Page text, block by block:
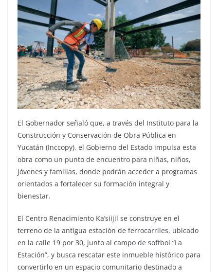
El Gobernador señaló que, a través del Instituto para la
Construcción y Conservación de Obra Pública en
Yucatán (Inccopy), el Gobierno del Estado impulsa esta
obra como un punto de encuentro para niñas, niños,
jóvenes y familias, donde podrán acceder a programas
orientados a fortalecer su formación integral y
bienestar.
El Centro Renacimiento Ka’siijil se construye en el
terreno de la antigua estación de ferrocarriles, ubicado
en la calle 19 por 30, junto al campo de softbol “La
Estación”, y busca rescatar este inmueble histórico para
convertirlo en un espacio comunitario destinado a